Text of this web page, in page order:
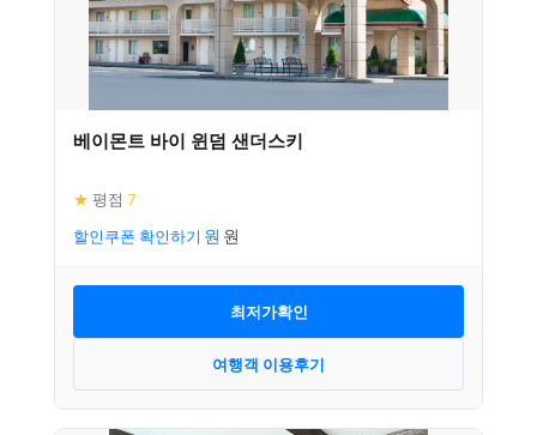
베이몬트 바이 윈덤 샌더스키
★ 평점 7
할인쿠폰 확인하기
최저가확인
여행객 이용후기